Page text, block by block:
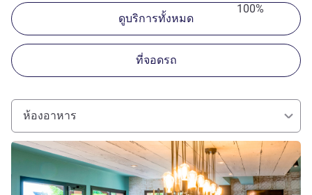
100%
ดูบริการทั้งหมด
ที่จอดรถ
ห้องอาหาร
ดูรายละเอียด